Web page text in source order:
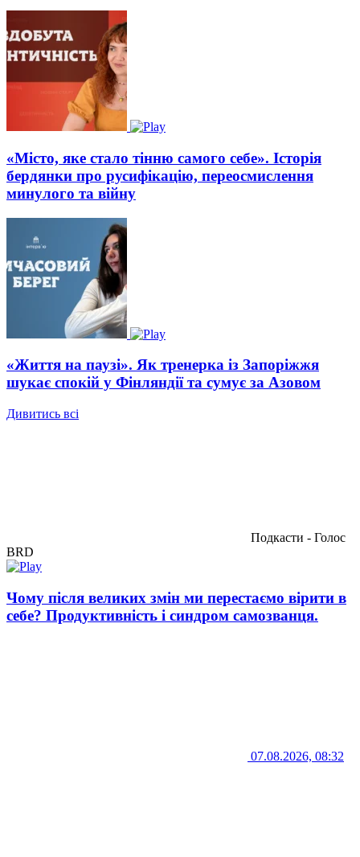
«Місто, яке стало тінню самого себе». Історія
бердянки про русифікацію, переосмислення
минулого та війну
«Життя на паузі». Як тренерка із Запоріжжя
шукає спокій у Фінляндії та сумує за Азовом
Дивитись всі
Подкасти - Голос
BRD
Чому після великих змін ми перестаємо вірити в
себе? Продуктивність і синдром самозванця.
07.08.2026, 08:32